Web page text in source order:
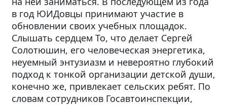
в год ЮИДовцы принимают участие в
обновлении своих учебных площадок.
Слышать сердцем То, что делает Сергей
Солотюшин, его человеческая энергетика,
неуемный энтузиазм и невероятно глубокий
подход к тонкой организации детской души,
конечно же, привлекает сельских ребят. По
словам сотрудников Госавтоинспекции,